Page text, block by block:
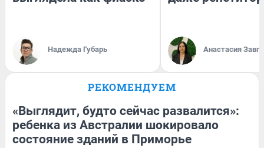
Надежда Губарь Анастасия
РЕКОМЕНДУЕМ
«Выглядит, будто сейчас развалится»:
ребенка из Австралии шокировало
состояние зданий в Приморье